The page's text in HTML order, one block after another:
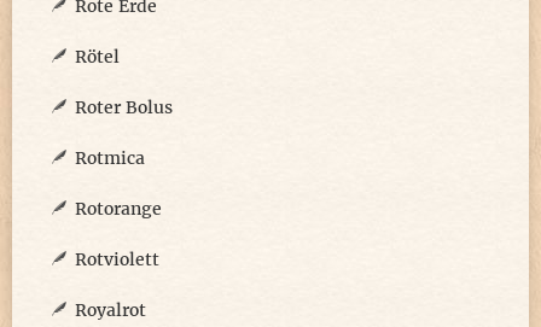
Rote Erde
Rötel
Roter Bolus
Rotmica
Rotorange
Rotviolett
Royalrot